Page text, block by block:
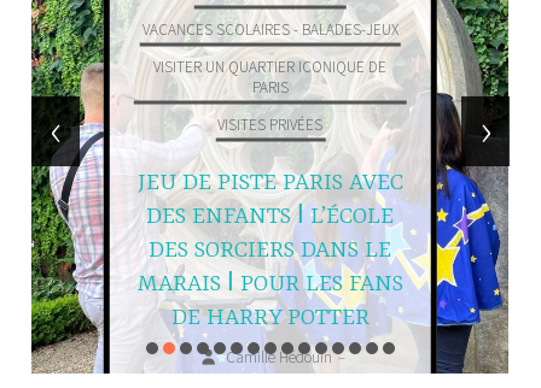
VACANCES SCOLAIRES - BALADES-JEUX
VISITER UN QUARTIER ICONIQUE DE
PARIS
VISITES PRIVÉES
JEU DE PISTE PARIS AVEC
DES ENFANTS ǀ L’ÉCOLE
DES SORCIERS DANS LE
MARAIS ǀ POUR LES FANS
DE HARRY POTTER
Camille Hédouin –
‹ ›